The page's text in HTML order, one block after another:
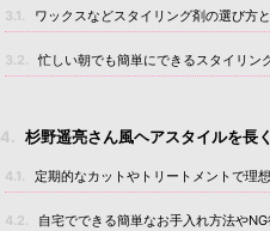
3.1. ワックスなどスタイリング剤の選び方
3.2. 忙しい朝でも簡単にできるスタイリン
4. 杉野遥亮さん風ヘアスタイルを長
4.1. 定期的なカットやトリートメントで理
4.2. 自宅でできる簡単なお手入れ方法や